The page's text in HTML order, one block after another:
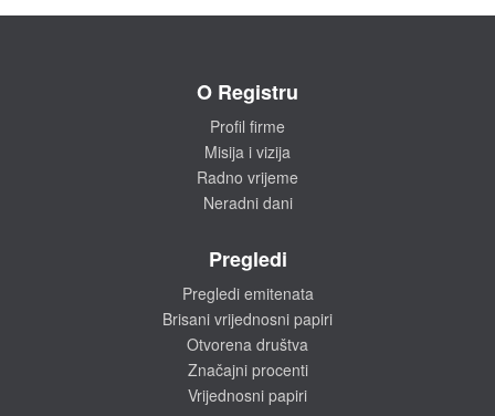
O Registru
Profil firme
Misija i vizija
Radno vrijeme
Neradni dani
Pregledi
Pregledi emitenata
Brisani vrijednosni papiri
Otvorena društva
Značajni procenti
Vrijednosni papiri